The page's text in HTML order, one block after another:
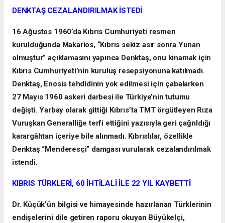
DENKTAŞ CEZALANDIRILMAK İSTEDİ
16 Ağustos 1960’da Kıbrıs Cumhuriyeti resmen
kurulduğunda Makarios, “Kıbrıs sekiz asır sonra Yunan
olmuştur” açıklamasını yapınca Denktaş, onu kınamak için
Kıbrıs Cumhuriyeti’nin kuruluş resepsiyonuna katılmadı.
Denktaş, Enosis tehdidinin yok edilmesi için çabalarken
27 Mayıs 1960 askeri darbesi ile Türkiye’nin tutumu
değişti. Yarbay olarak gittiği Kıbrıs’ta TMT örgütleyen Rıza
Vuruşkan Generalliğe terfi ettiğini yazısıyla geri çağrıldığı
karargâhtan içeriye bile alınmadı. Kıbrıslılar, özellikle
Denktaş “Menderesçi” damgası vurularak cezalandırılmak
istendi.
KIBRIS TÜRKLERİ, 60 İHTİLALİ İLE 22 YIL KAYBETTİ
Dr. Küçük’ün bilgisi ve himayesinde hazırlanan Türklerinin
endişelerini dile getiren raporu okuyan Büyükelçi,